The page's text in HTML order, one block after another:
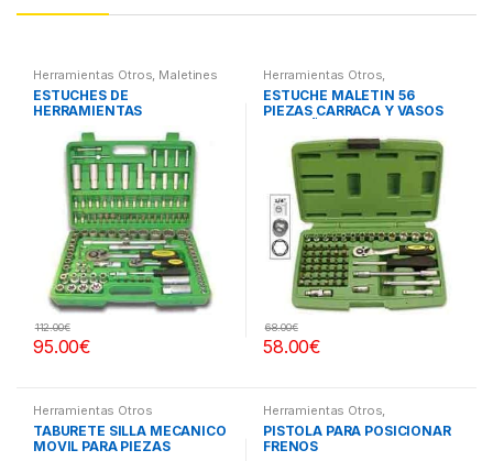
Herramientas Otros, Maletines
Herramientas, Extractores,
Compresímetros, otros
ESTUCHES DE
HERRAMIENTAS
95.00€
112.00€
Herramientas Otros,
Herramientas De Mano,
Herramientas De Mano,
Maletines Herramientas,
Extractores, Compresímetros,
ESTUCHE MALETIN 56
PIEZAS CARRACA Y VASOS
58.00€
68.00€
Herramientas Otros
TABURETE SILLA MECANICO
MOVIL PARA PIEZAS
Herramientas Otros,
Herramientas Frenos y
Refrigeración
PISTOLA PARA POSICIONAR
FRENOS